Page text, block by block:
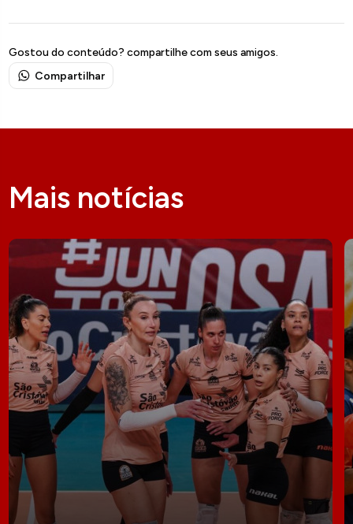
Gostou do conteúdo? compartilhe com seus amigos.
Compartilhar
Mais notícias